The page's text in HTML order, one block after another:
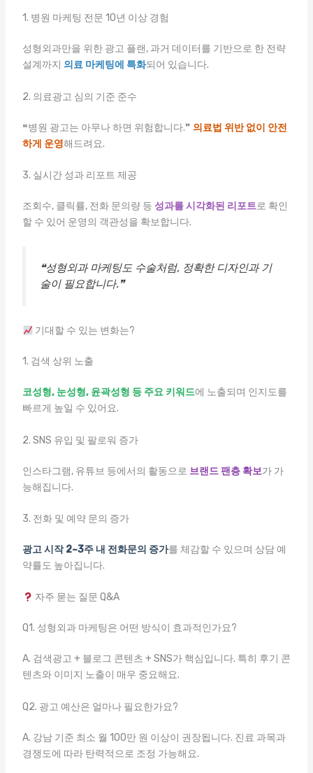
1. 병원 마케팅 전문 10년 이상 경험
성형외과만을 위한 광고 플랜, 과거 데이터를 기반으로 한 전략
설계까지 의료 마케팅에 특화되어 있습니다.
2. 의료광고 심의 기준 준수
❝병원 광고는 아무나 하면 위험합니다.❞ 의료법 위반 없이 안전
하게 운영해드려요.
3. 실시간 성과 리포트 제공
조회수, 클릭률, 전화 문의량 등 성과를 시각화된 리포트로 확인
할 수 있어 운영의 객관성을 확보합니다.
❝성형외과 마케팅도 수술처럼, 정확한 디자인과 기
술이 필요합니다.❞
기대할 수 있는 변화는?
1. 검색 상위 노출
코성형, 눈성형, 윤곽성형 등 주요 키워드에 노출되며 인지도를
빠르게 높일 수 있어요.
2. SNS 유입 및 팔로워 증가
인스타그램, 유튜브 등에서의 활동으로 브랜드 팬층 확보가 가
능해집니다.
3. 전화 및 예약 문의 증가
광고 시작 2~3주 내 전화문의 증가를 체감할 수 있으며 상담 예
약률도 높아집니다.
자주 묻는 질문 Q&A
Q1. 성형외과 마케팅은 어떤 방식이 효과적인가요?
A. 검색광고 + 블로그 콘텐츠 + SNS가 핵심입니다. 특히 후기 콘
텐츠와 이미지 노출이 매우 중요해요.
Q2. 광고 예산은 얼마나 필요한가요?
A. 강남 기준 최소 월 100만 원 이상이 권장됩니다. 진료 과목과
경쟁도에 따라 탄력적으로 조정 가능해요.